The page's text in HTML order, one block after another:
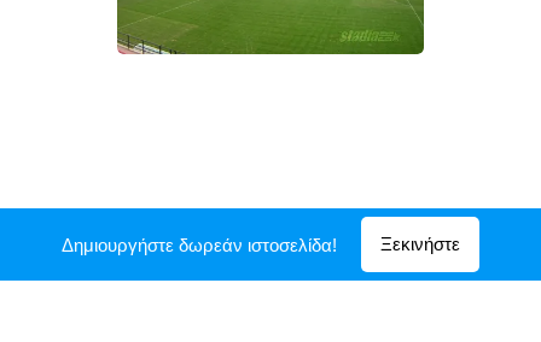
© 2016 Γήπεδο Καισαριανής Μιχ. Κρητικόπουλος Καισαριανή, Αθήνα
Υλοποιήθηκε από τηWebnode
Δημιουργήστε δωρεάν ιστοσελίδα! Ξεκινήστε